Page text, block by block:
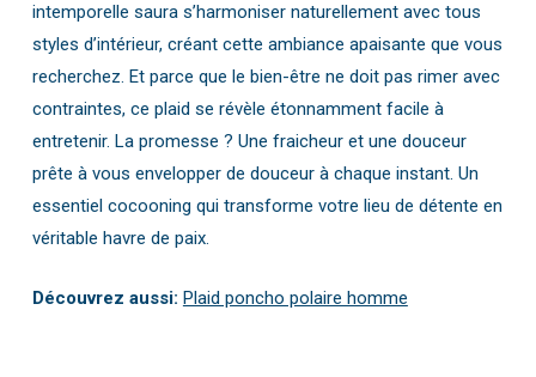
intemporelle saura s’harmoniser naturellement avec tous
styles d’intérieur, créant cette ambiance apaisante que vous
recherchez. Et parce que le bien-être ne doit pas rimer avec
contraintes, ce plaid se révèle étonnamment facile à
entretenir. La promesse ? Une fraicheur et une douceur
prête à vous envelopper de douceur à chaque instant. Un
essentiel cocooning qui transforme votre lieu de détente en
véritable havre de paix.
Découvrez aussi: Plaid poncho polaire homme